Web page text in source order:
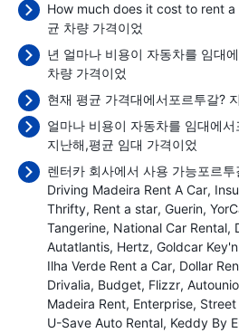
How much does it cost to rent a
균 차량 가격이었
년 얼마나 비용이 자동차를 임대
차량 가격이었
현재 평균 가격대에서포르투갈?
얼마나 비용이 자동차를 임대에
지난해,평균 임대 가격이었
렌터카 회사에서 사용 가능포르투
Driving Madeira Rent A Car
Thrifty Rent a star Guerin
Tangerine National Car Rental
Autatlantis Hertz Goldcar
Ilha Verde Rent a Car Dollar
Drivalia Budget Flizzr
Madeira Rent Enterprise Street
U-Save Auto Rental Keddy By